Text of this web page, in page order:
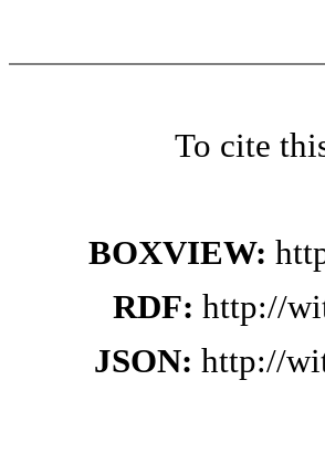
To cite
BOXVIEW:
RDF: http://
JSON: http://